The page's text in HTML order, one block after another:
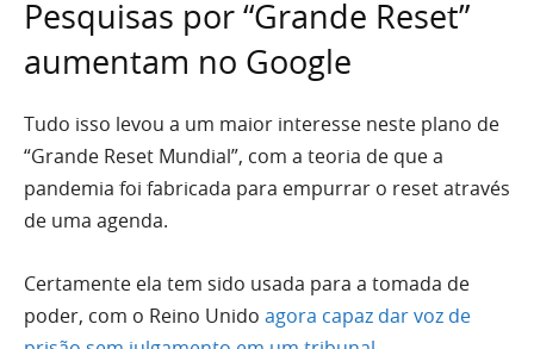
Pesquisas por “Grande Reset”
aumentam no Google
Tudo isso levou a um maior interesse neste plano de
“Grande Reset Mundial”, com a teoria de que a
pandemia foi fabricada para empurrar o reset através
de uma agenda.
Certamente ela tem sido usada para a tomada de
poder, com o Reino Unido agora capaz dar voz de